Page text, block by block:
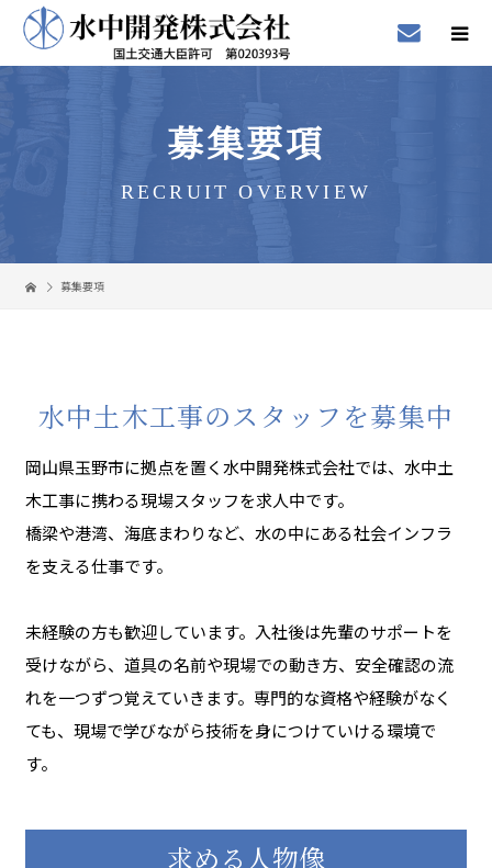
募集要項
RECRUIT OVERVIEW
募集要項
水中土木工事のスタッフを募集中
岡山県玉野市に拠点を置く水中開発株式会社では、水中土
木工事に携わる現場スタッフを求人中です。
橋梁や港湾、海底まわりなど、水の中にある社会インフラ
を支える仕事です。
未経験の方も歓迎しています。入社後は先輩のサポートを
受けながら、道具の名前や現場での動き方、安全確認の流
れを一つずつ覚えていきます。専門的な資格や経験がなく
ても、現場で学びながら技術を身につけていける環境で
す。
求める人物像